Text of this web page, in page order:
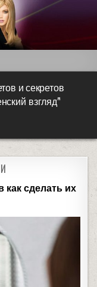
и секретов
взгляд"
сделать их